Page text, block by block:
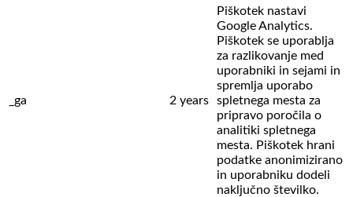
_ga 2 years
Piškotek nastavi
Google Analytics.
Piškotek se uporablja
za razlikovanje med
uporabniki in sejami in
spremlja uporabo
spletnega mesta za
pripravo poročila o
analitiki spletnega
mesta. Piškotek hrani
podatke anonimizirano
in uporabniku dodeli
naključno številko.